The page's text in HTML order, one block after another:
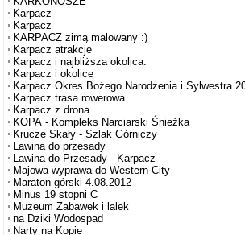
Karpacz
Karpacz
KARPACZ zimą malowany :)
Karpacz atrakcje
Karpacz i najbliższa okolica.
Karpacz i okolice
Karpacz Okres Bożego Narodzenia i Sylwestra
Karpacz trasa rowerowa
Karpacz z drona
KOPA - Kompleks Narciarski Śnieżka
Krucze Skały - Szlak Górniczy
Lawina do przesady
Lawina do Przesady - Karpacz
Majowa wyprawa do Western City
Maraton górski 4.08.2012
Minus 19 stopni C
Muzeum Zabawek i lalek
na Dziki Wodospad
Narty na Kopie